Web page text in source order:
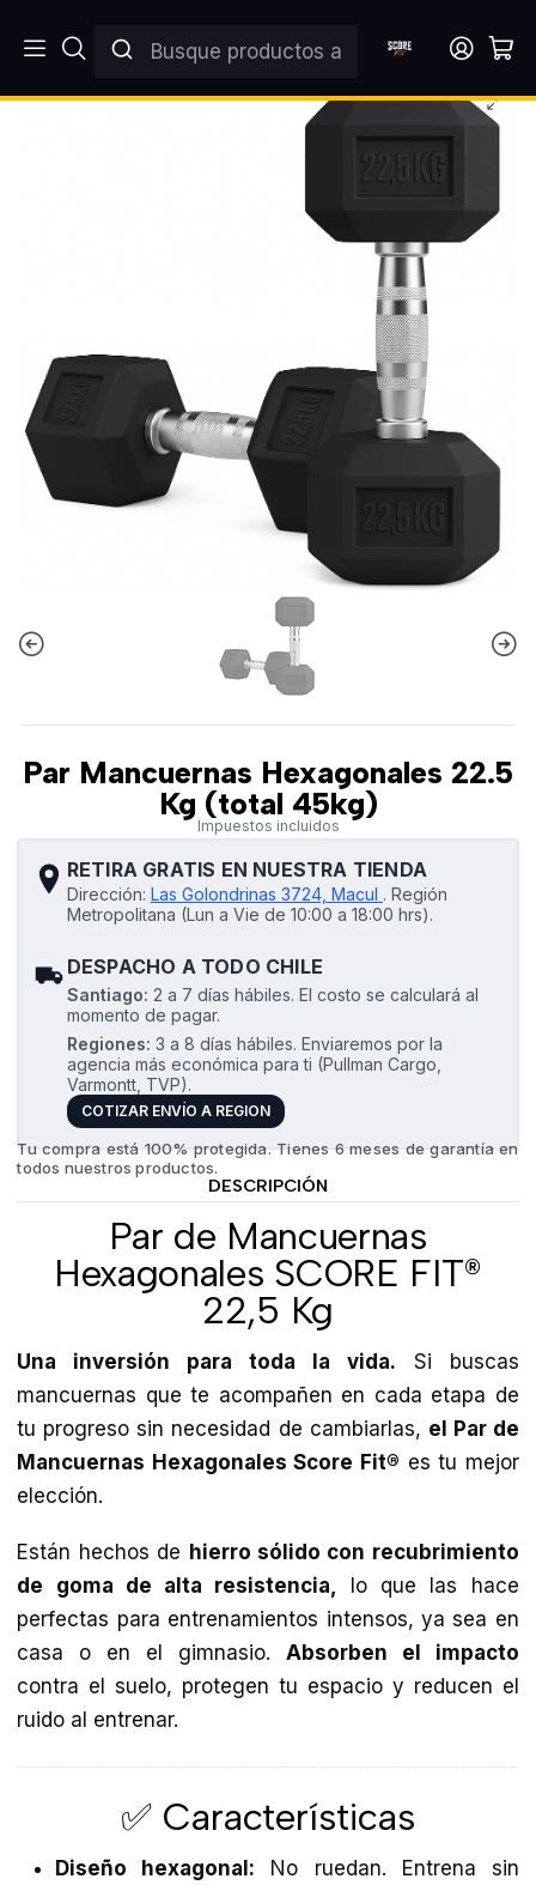
Par Mancuernas Hexagonales 22.5 Kg (total 45kg)
Par Mancuernas Hexagonales 22.5
Kg (total 45kg)
Impuestos incluidos
RETIRA GRATIS EN NUESTRA TIENDA
Dirección: Las Golondrinas 3724, Macul . Región
Metropolitana (Lun a Vie de 10:00 a 18:00 hrs).
DESPACHO A TODO CHILE
Santiago: 2 a 7 días hábiles. El costo se calculará al
momento de pagar.
Regiones: 3 a 8 días hábiles. Enviaremos por la
agencia más económica para ti (Pullman Cargo,
Varmontt, TVP).
COTIZAR ENVÍO A REGION
Tu compra está 100% protegida. Tienes 6 meses de garantía en
todos nuestros productos.
DESCRIPCIÓN
Par de Mancuernas
Hexagonales SCORE FIT®
22,5 Kg
Una inversión para toda la vida. Si buscas
mancuernas que te acompañen en cada etapa de
tu progreso sin necesidad de cambiarlas, el Par de
Mancuernas Hexagonales Score Fit® es tu mejor
elección.
Están hechos de hierro sólido con recubrimiento
de goma de alta resistencia,
lo que las hace
perfectas para entrenamientos intensos, ya sea en
casa o en el gimnasio. Absorben el impacto
contra el suelo, protegen tu espacio y reducen el
ruido al entrenar.
✅ Características
Diseño hexagonal: No ruedan. Entrena sin